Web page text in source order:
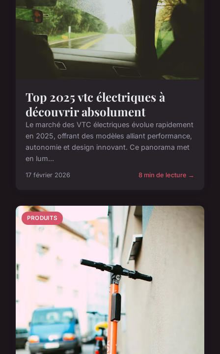
Top 2025 vtc électriques à
découvrir absolument
Le marché des VTC électriques évolue rapidement
en 2025, offrant des modèles alliant performance,
autonomie et design innovant. Ce panorama met
en lum...
17 février 2026 8 min de lecture →
PRODUITS